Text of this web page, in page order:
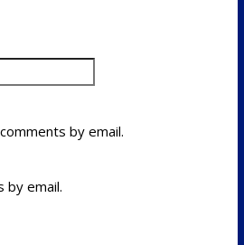
by email.
by email.